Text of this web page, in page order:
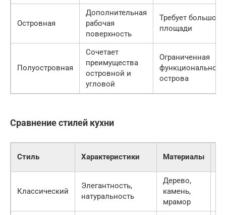
Островная
Дополнительная
рабочая
поверхность
Требует большой
площади
Полуостровная
Сочетает
преимущества
островной и
угловой
Ограниченная
острова
Сравнение стилей кухни
Стиль Характеристики Материалы
Классический
Элегантность,
натуральность
Дерево,
камень,
мрамор